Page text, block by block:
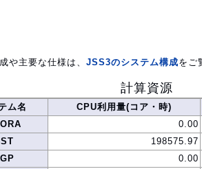
や主要な仕様は、 JSS3のシステム構成をご
計算資源
ム名 CPU利用量(コア・時)
0.00
198575.97
0.00